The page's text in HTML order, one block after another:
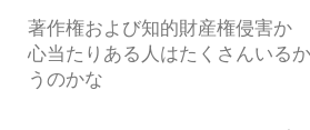
著作権および知的財産権侵害か
心当たりある人はたくさんいる
うのかな